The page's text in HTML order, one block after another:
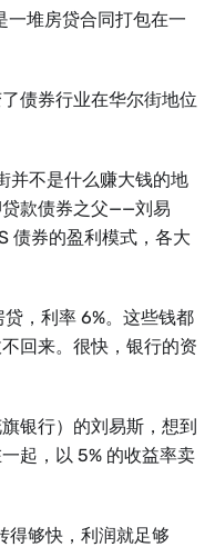
一堆房贷合同打包在一
债券行业在华尔街地位
并不是什么赚大钱的地
款债券之父——刘易
债券的盈利模式，各大
，利率 6%。这些钱都
回来。很快，银行的资
银行）的刘易斯，想到
起，以 5% 的收益率卖
得够快，利润就足够